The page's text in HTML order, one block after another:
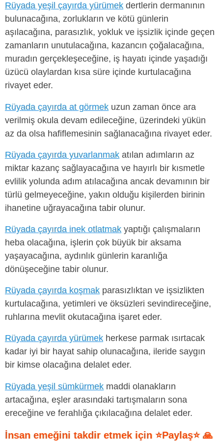
Rüyada yeşil çayırda yürümek dertlerin dermanının
bulunacağına, zorlukların ve kötü günlerin
aşılacağına, parasızlık, yokluk ve işsizlik içinde geçen
zamanların unutulacağına, kazancın çoğalacağına,
muradın gerçekleşeceğine, iş hayatı içinde yaşadığı
üzücü olaylardan kısa süre içinde kurtulacağına
rivayet eder.
Rüyada çayırda at görmek uzun zaman önce ara
verilmiş okula devam edileceğine, üzerindeki yükün
az da olsa hafiflemesinin sağlanacağına rivayet eder.
Rüyada çayırda yuvarlanmak atılan adımların az
miktar kazanç sağlayacağına ve hayırlı bir kısmetle
evlilik yolunda adım atılacağına ancak devamının bir
türlü gelmeyeceğine, yakın olduğu kişilerden birinin
ihanetine uğrayacağına tabir olunur.
Rüyada çayırda inek otlatmak yaptığı çalışmaların
heba olacağına, işlerin çok büyük bir aksama
yaşayacağına, aydınlık günlerin karanlığa
dönüşeceğine tabir olunur.
Rüyada çayırda koşmak parasızlıktan ve işsizlikten
kurtulacağına, yetimleri ve öksüzleri sevindireceğine,
ruhlarına mevlit okutacağına işaret eder.
Rüyada çayırda yürümek herkese parmak ısırtacak
kadar iyi bir hayat sahip olunacağına, ileride saygın
bir kimse olacağına delalet eder.
Rüyada yeşil sümkürmek maddi olanakların
artacağına, eşler arasındaki tartışmaların sona
ereceğine ve ferahlığa çıkılacağına delalet eder.
İnsan emeğini takdir etmek için ⭐Paylaş⭐ 🙏